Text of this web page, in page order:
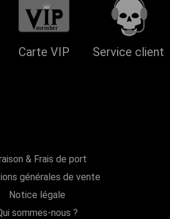
Carte VIP Service client
& Frais de port
générales de vente
Notice légale
sommes-nous ?